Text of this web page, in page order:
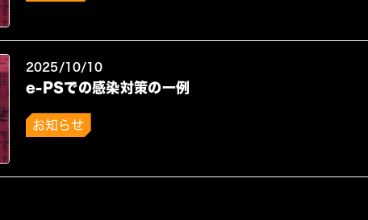
2025/10/10
e-PSでの感染対策の一例
お知らせ